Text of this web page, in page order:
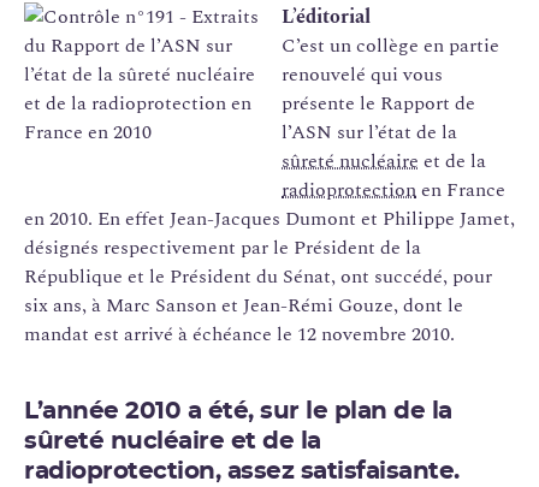
L’éditorial
C’est un collège en partie
renouvelé qui vous
présente le Rapport de
l’ASN sur l’état de la
sûreté nucléaire et de la
radioprotectionen France
en 2010. En effet Jean-Jacques Dumont et Philippe Jamet,
désignés respectivement par le Président de la
République et le Président du Sénat, ont succédé, pour
six ans, à Marc Sanson et Jean-Rémi Gouze, dont le
mandat est arrivé à échéance le 12 novembre 2010.
L’année 2010 a été, sur le plan de la
sûreté nucléaire et de la
radioprotection, assez satisfaisante.